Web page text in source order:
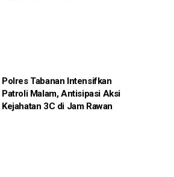
Polres Tabanan Intensifkan
Patroli Malam, Antisipasi Aksi
Kejahatan 3C di Jam Rawan